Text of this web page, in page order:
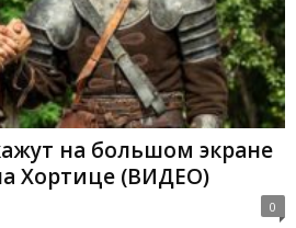
на большом экране
Хортице (ВИДЕО)
0